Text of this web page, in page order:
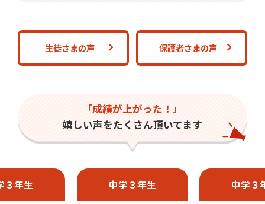
生徒さまの声 保護者さまの声
「成績が上がった！」
嬉しい声をたくさん頂いてます
３年生 中学３年生 中学３